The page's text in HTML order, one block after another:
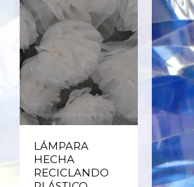
LÁMPARA
HECHA
RECICLANDO